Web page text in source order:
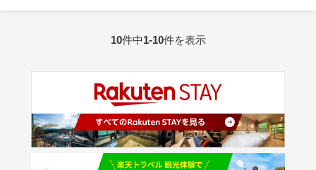
10件中1-10件を表示